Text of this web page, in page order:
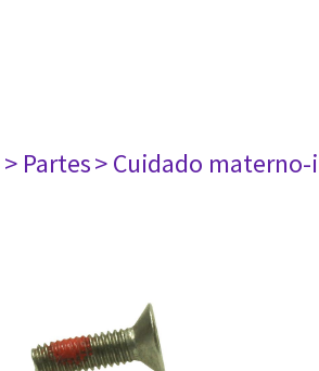
> Partes> Cuidado